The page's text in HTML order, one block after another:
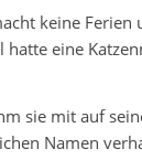
keine Ferien
hatte eine
sie mit auf
Namen